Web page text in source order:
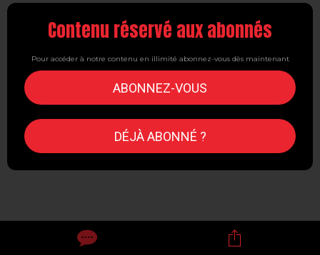
Contenu réservé aux abonnés
Pour accéder à notre contenu en illimité abonnez-vous dès maintenant
ABONNEZ-VOUS
DÉJÀ ABONNÉ ?